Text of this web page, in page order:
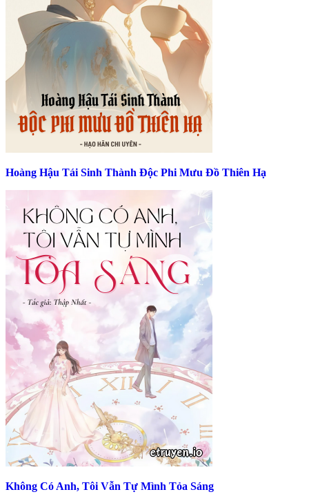
Hoàng Hậu Tái Sinh Thành Độc Phi Mưu Đồ Thiên Hạ
Không Có Anh, Tôi Vẫn Tự Mình Tỏa Sáng